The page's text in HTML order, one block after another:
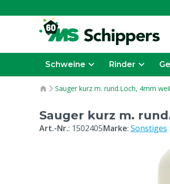
Schweine Rinder
Sauger kurz m. rund.Loch, 4mm
Sauger kurz m.
Art.-Nr.: 1502405Marke: Sonstiges